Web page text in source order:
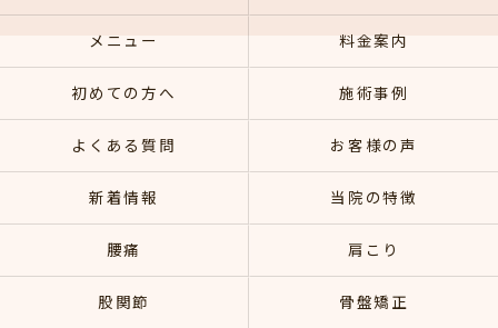
メニュー 料金案内
初めての方へ 施術事例
よくある質問 お客様の声
新着情報 当院の特徴
腰痛 肩こり
股関節 骨盤矯正